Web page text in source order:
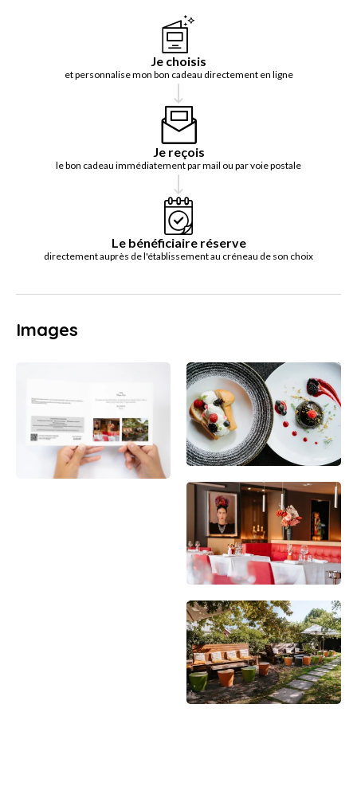
Je choisis
et personnalise mon bon cadeau directement en ligne
Je reçois
le bon cadeau immédiatement par mail ou par voie postale
Le bénéficiaire réserve
directement auprès de l'établissement au créneau de son choix
Images